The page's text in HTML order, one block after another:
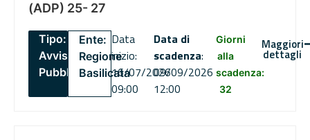
(ADP) 25- 27
Tipo:
Avviso
Pubblico
Ente:
Regione
Basilicata
Data
inizio:
16/07/2026
09:00
Data di
scadenza:
09/09/2026
12:00
Giorni
alla
scadenza:
32
Maggiori
dettagli